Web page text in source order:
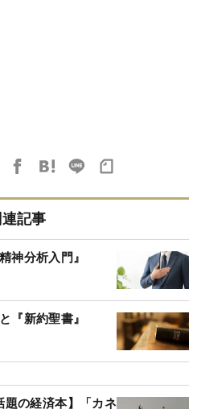
記事
分析入門』
『新約聖書』
題の経済本】「カネ